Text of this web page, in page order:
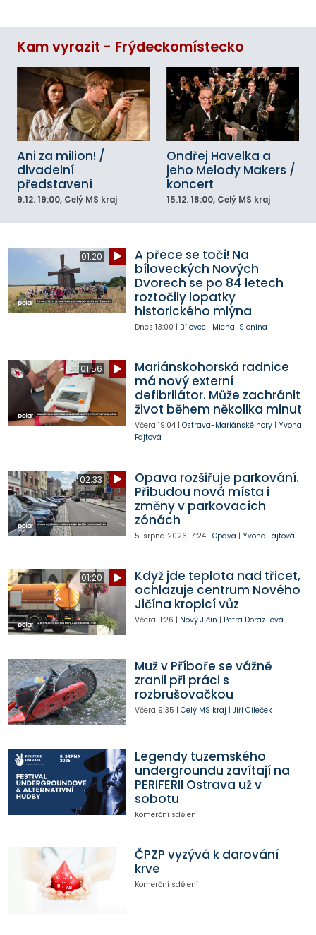
Kam vyrazit - Frýdeckomístecko
Ani za milion! /
divadelní
představení
9.12. 19:00, Celý MS kraj
Ondřej Havelka a
jeho Melody Makers /
koncert
15.12. 18:00, Celý MS kraj
01:20
A přece se točí! Na
bíloveckých Nových
Dvorech se po 84 letech
roztočily lopatky
historického mlýna
Dnes 13:00 | Bílovec| Michal Slonina
01:56
Mariánskohorská radnice
má nový externí
defibrilátor. Může zachránit
život během několika minut
Včera 19:04| Ostrava-Mariánské hory| Yvona
Fajtová
02:33
Opava rozšiřuje parkování.
Přibudou nová místa i
změny v parkovacích
zónách
5. srpna 2026 17:24| Opava | Yvona Fajtová
01:20
Když jde teplota nad třicet,
ochlazuje centrum Nového
Jičína kropicí vůz
Včera 11:26 | Nový Jičín | Petra Dorazilová
Muž v Příboře se vážně
zranil při práci s
rozbrušovačkou
Včera 9:35 | Celý MS kraj | Jiří Cileček
Legendy tuzemského
undergroundu zavítají na
PERIFERII Ostrava už v
sobotu
Komerční sdělení
ČPZP vyzývá k darování
krve
Komerční sdělení